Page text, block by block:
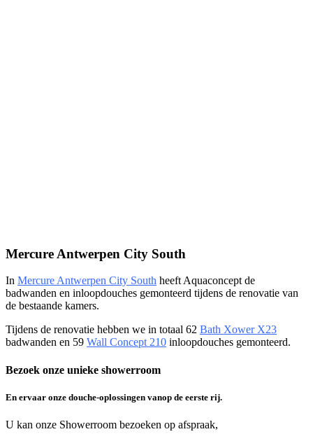
Mercure Antwerpen City South
In Mercure Antwerpen City South heeft Aquaconcept de
badwanden en inloopdouches gemonteerd tijdens de renovatie van
de bestaande kamers.
Tijdens de renovatie hebben we in totaal 62 Bath Xower X23
badwanden en 59 Wall Concept 210 inloopdouches gemonteerd.
Bezoek onze unieke showerroom
En ervaar onze douche-oplossingen vanop de eerste rij.
U kan onze Showerroom bezoeken op afspraak,